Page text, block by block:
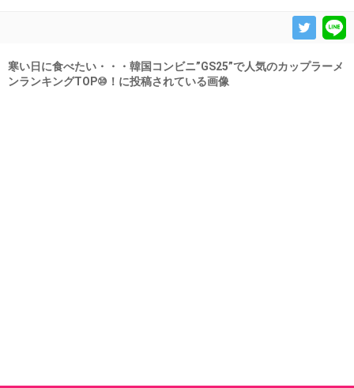
寒い日に食べたい・・・韓国コンビニ”GS25”で人気のカップラーメ
ンランキングTOP⑩！に投稿されている画像